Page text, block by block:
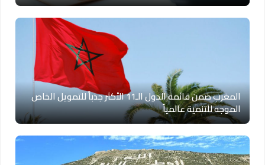
المغرب ضمن قائمة الدول الـ11 الأكثر جذباً للتمويل الخاص
الموجه للتنمية عالمياً